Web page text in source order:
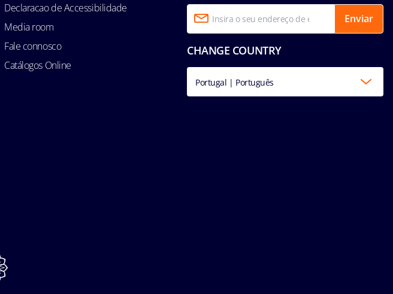
Enviar
CHANGE COUNTRY
Portugal | Português
Declaracao de Accessibilidade
Media room
Fale connosco
Catálogos Online